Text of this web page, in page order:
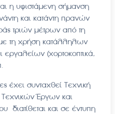
η υφιστάμενη σήμανση
και κατάντη πρανών
τριών μέτρων από τη
τη χρήση κατάλληλων
(χορτοκοπτικά,
έχει συνταχθεί Τεχνική
Έργων και
διατίθεται και σε έντυπη